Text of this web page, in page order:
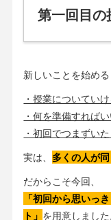
第一回目の
新しいことを始め
・授業についてい
・何を準備すれば
・初回でつまずい
実は、 多くの人が
だからこそ今回、
「初回から思いっ
ト」 を用意しました